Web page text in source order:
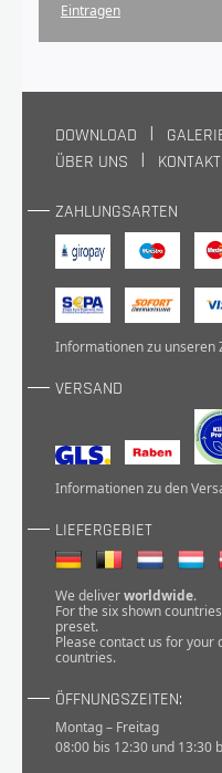
Eintragen
DOWNLOAD
ÜBER UNS
KONTAKT
ZAHLUNGSARTEN
Informationen zu unseren
VERSAND
Informationen zu den
LIEFERGEBIET
We deliverworldwide.
For the six shown
preset.
Please contact us for your
countries.
ÖFFNUNGSZEITEN:
Montag – Freitag
08:00 bis 12:30 und 13:30